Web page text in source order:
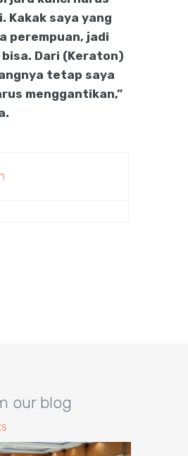
Kakak saya yang
perempuan, jadi
bisa. Dari (Keraton)
tetap saya
menggantikan,”
our blog